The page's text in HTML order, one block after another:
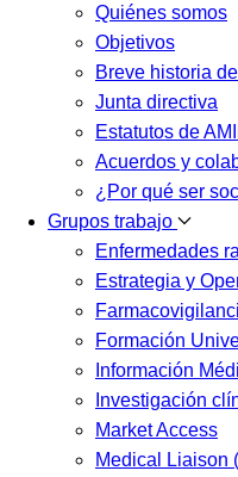
Quiénes somos
Objetivos
Breve historia
Junta directiva
Estatutos de
Acuerdos y
¿Por qué ser
Grupos trabajo
Enfermedades
Estrategia y
Formación
Información
Investigación
Market Access
Medical Liaison